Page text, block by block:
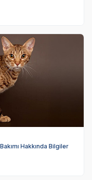
Hakkında Bilgiler